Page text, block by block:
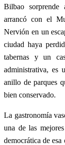
Bilbao
arrancó con el
Nervión en un
ciudad haya
tabernas y un
administrativa, es
anillo de parques
bien conservado.
La gastronomía
una de las
democrática de